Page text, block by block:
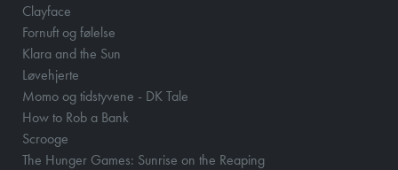
Clayface
Fornuft og følelse
Klara and the Sun
Løvehjerte
Momo og tidstyvene - DK Tale
How to Rob a Bank
Scrooge
The Hunger Games: Sunrise on the Reaping